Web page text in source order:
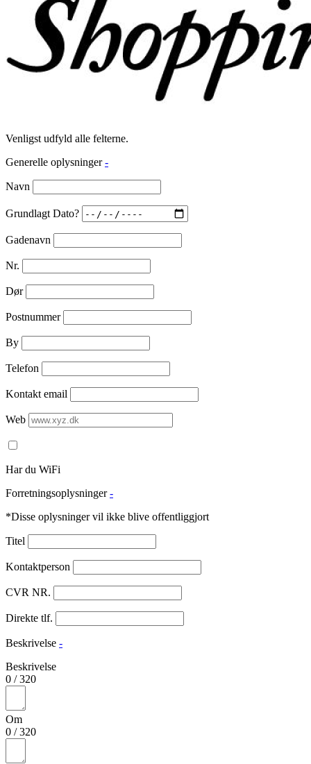
Venligst udfyld alle felterne.
Generelle oplysninger -
Navn
Grundlagt Dato?
Gadenavn
Nr.
Dør
Postnummer
By
Telefon
Kontakt email
Web
Har du WiFi
Forretningsoplysninger -
*Disse oplysninger vil ikke blive offentliggjort
Titel
Kontaktperson
CVR NR.
Direkte tlf.
Beskrivelse -
Beskrivelse
0 /320
Om
0 /320